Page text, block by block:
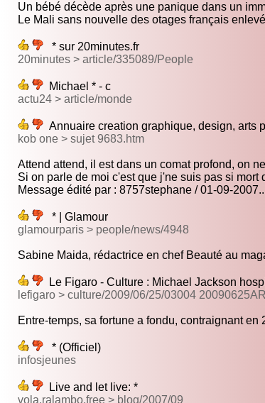
Un bébé décède après une panique dans un
Le Mali sans nouvelle des otages français
* sur 20minutes.fr
20minutes > article/335089/People
Michael * - c
actu24 > article/monde
Annuaire creation graphique, design, arts
kob one > sujet 9683.htm
Attend attend, il est dans un comat profond, on
Si on parle de moi c'est que j'ne suis pas si mort
Message édité par : 8757stephane / 01-09-
* | Glamour
glamourparis > people/news/4948
Sabine Maida, rédactrice en chef Beauté au
Le Figaro - Culture : Michael Jackson
lefigaro > culture/2009/06/25/03004
Entre-temps, sa fortune a fondu, contraignant en
* (Officiel)
infosjeunes
Live and let live: *
vola.ralambo.free > blog/2007/09